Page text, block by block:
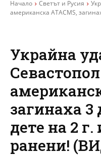
Начало Светът и Русия
американска ATACMS,
Украйна
загинаха
дете на 2
ранени!